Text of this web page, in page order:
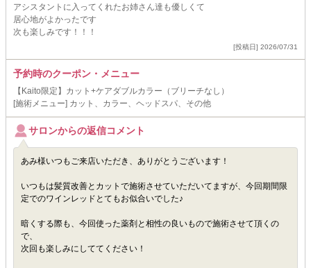
アシスタントに入ってくれたお姉さん達も優しくて
居心地がよかったです
次も楽しみです！！！
[投稿日] 2026/07/31
予約時のクーポン・メニュー
【Kaito限定】カット+ケアダブルカラー（ブリーチなし）
[施術メニュー] カット、カラー、ヘッドスパ、その他
サロンからの返信コメント
あみ様いつもご来店いただき、ありがとうございます！
いつもは髪質改善とカットで施術させていただいてますが、今回期間限
定でのワインレッドとてもお似合いでした♪
暗くする際も、今回使った薬剤と相性の良いもので施術させて頂くの
で、
次回も楽しみにしててください！